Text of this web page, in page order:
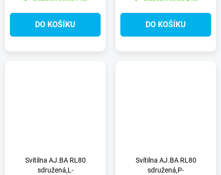
DO KOŠÍKU DO KOŠÍKU
Svítilna AJ.BA RL80
sdružená,L-
Svítilna AJ.BA RL80
sdružená,P-